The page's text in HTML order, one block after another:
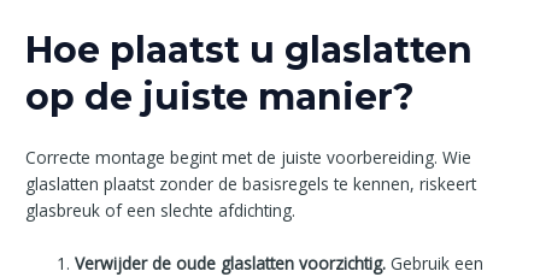
Hoe plaatst u glaslatten
op de juiste manier?
Correcte montage begint met de juiste voorbereiding. Wie
glaslatten plaatst zonder de basisregels te kennen, riskeert
glasbreuk of een slechte afdichting.
Verwijder de oude glaslatten voorzichtig. Gebruik een